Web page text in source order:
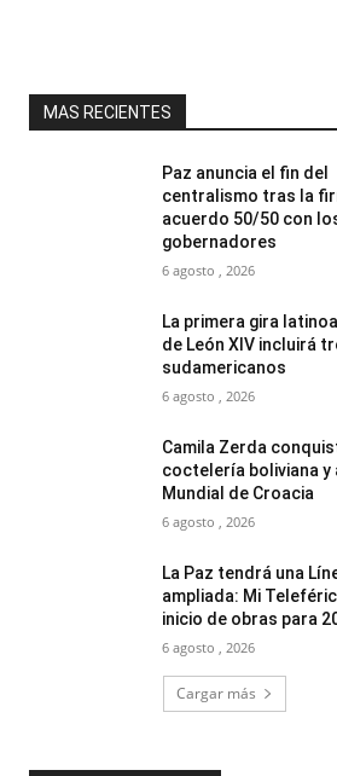
MAS RECIENTES
Paz anuncia el fin del
centralismo tras la
acuerdo 50/50 con
gobernadores
6 agosto , 2026
La primera gira
de León XIV incluirá
sudamericanos
6 agosto , 2026
Camila Zerda
coctelería boliviana y
Mundial de Croacia
6 agosto , 2026
La Paz tendrá una
ampliada: Mi
inicio de obras para
6 agosto , 2026
Cargar más